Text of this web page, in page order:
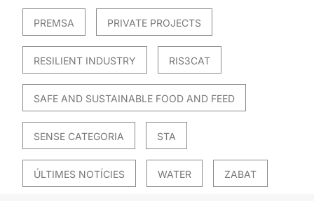
PREMSA PRIVATE PROJECTS
RESILIENT INDUSTRY RIS3CAT
SAFE AND SUSTAINABLE FOOD AND FEED
SENSE CATEGORIA STA
ÚLTIMES NOTÍCIES WATER ZABAT